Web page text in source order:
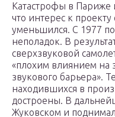
Катастрофы в Париже
что интерес к проекту
уменьшился. С 1977
неполадок. В
сверхзвуковой
«плохим влиянием на
звукового барьера».
находившихся в
достроены. В
Жуковском и